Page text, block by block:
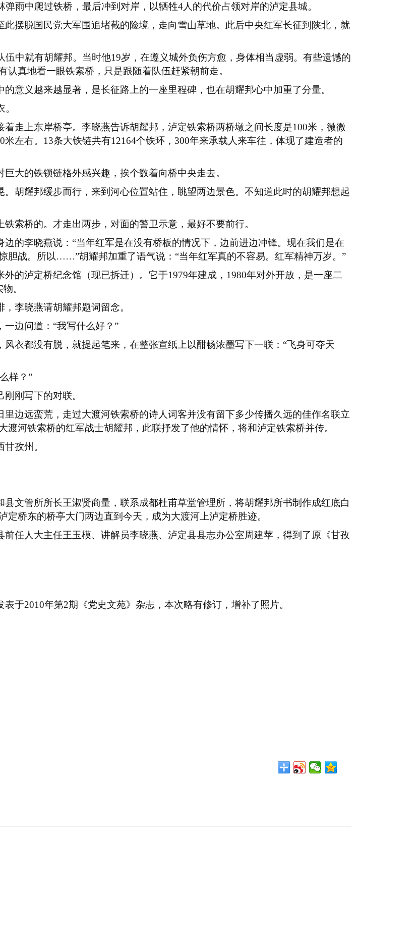
弹雨中爬过铁桥，最后冲到对岸，以牺牲4人的代价占领对岸的泸定县城。
摆脱国民党大军围追堵截的险境，走向雪山草地。此后中央红军长征到陕北，就
伍中就有胡耀邦。当时他19岁，在遵义城外负伤方愈，身体相当虚弱。有些遗憾的
真地看一眼铁索桥，只是跟随着队伍赶紧朝前走。
意义越来越显著，是长征路上的一座里程碑，也在胡耀邦心中加重了分量。
走上东岸桥亭。李晓燕告诉胡耀邦，泸定铁索桥两桥墩之间长度是100米，微微
米左右。 13条大铁链共有12164个铁环， 300年来承载人来车往，体现了建造者的
大的铁锁链格外感兴趣，挨个数着向桥中央走去。
胡耀邦缓步而行，来到河心位置站住，眺望两边景色。不知道此时的胡耀邦想起
索桥的。才走出两步，对面的警卫示意，最好不要前行。
的李晓燕说： “当年红军是在没有桥板的情况下，边前进边冲锋。现在我们是在
胆战。所以……”胡耀邦加重了语气说：“当年红军真的不容易。红军精神万岁。”
的泸定桥纪念馆（现已拆迁）。它于1979年建成， 1980年对外开放，是一座二
。
李晓燕请胡耀邦题词留念。
边问道： “我写什么好？”
衣都没有脱，就提起笔来，在整张宣纸上以酣畅浓墨写下一联： “飞身可夺天
样？”
刚写下的对联。
边远蛮荒，走过大渡河铁索桥的诗人词客并没有留下多少传播久远的佳作名联立
河铁索桥的红军战士胡耀邦，此联抒发了他的情怀，将和泸定铁索桥并传。
孜州。
文管所所长王淑贤商量，联系成都杜甫草堂管理所，将胡耀邦所书制作成红底白
桥东的桥亭大门两边直到今天，成为大渡河上泸定桥胜迹。
任人大主任王玉模、讲解员李晓燕、泸定县县志办公室周建苹，得到了原《甘孜
表于2010年第2期《党史文苑》杂志，本次略有修订，增补了照片。